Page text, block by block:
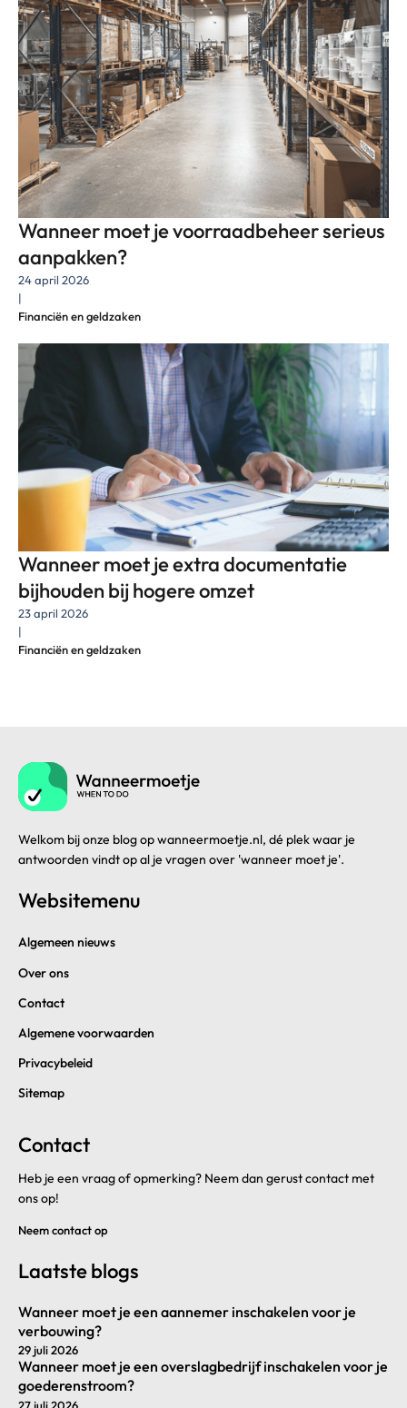
Wanneer moet je voorraadbeheer serieus
aanpakken?
24 april 2026
|
Financiën en geldzaken
Wanneer moet je extra documentatie
bijhouden bij hogere omzet
23 april 2026
|
Financiën en geldzaken
Welkom bij onze blog op wanneermoetje.nl, dé plek waar je
antwoorden vindt op al je vragen over 'wanneer moet je'.
Websitemenu
Algemeen nieuws
Over ons
Contact
Algemene voorwaarden
Privacybeleid
Sitemap
Contact
Heb je een vraag of opmerking? Neem dan gerust contact met
ons op!
Neem contact op
Laatste blogs
Wanneer moet je een aannemer inschakelen voor je
verbouwing?
29 juli 2026
Wanneer moet je een overslagbedrijf inschakelen voor je
goederenstroom?
27 juli 2026